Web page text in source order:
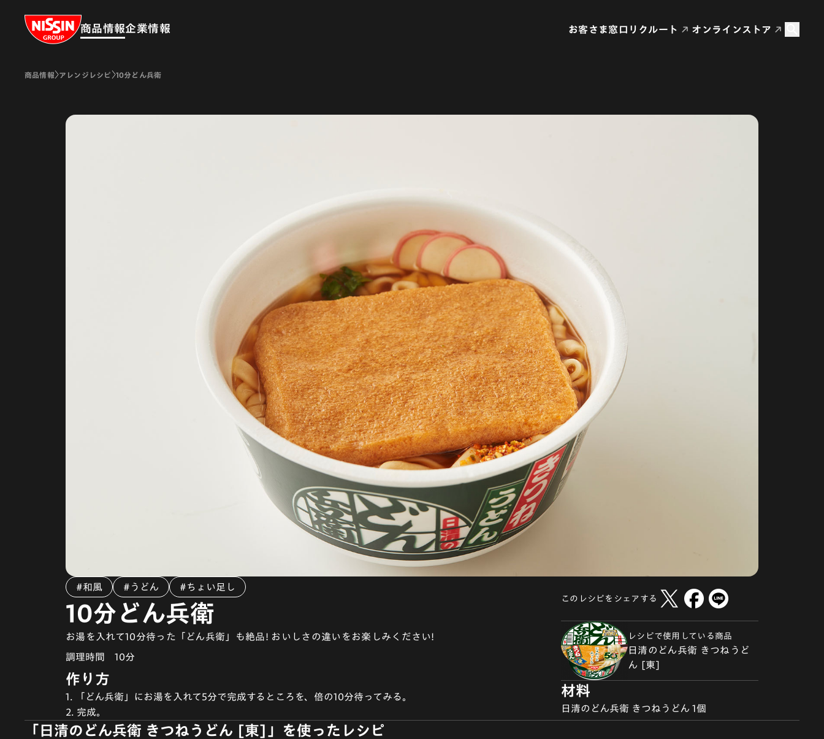
Nissin Group
商品情報企業情報 お客さま窓口 リクルート オンラインストア
商品情報 アレンジレシピ 10分どん兵衛
#和風 #うどん #ちょい足し
10分どん兵衛
お湯を入れて10分待った「どん兵衛」も絶品! おいしさの違いをお楽しみください!
調理時間 10分
作り方
1. 「どん兵衛」にお湯を入れて5分で完成するところを、倍の10分待ってみる。
2. 完成。
このレシピをシェアする
レシピで使用している商品
日清のどん兵衛 きつねうど
ん [東]
材料
日清のどん兵衛 きつねうどん 1個
「日清のどん兵衛 きつねうどん [東]」を使ったレシピ